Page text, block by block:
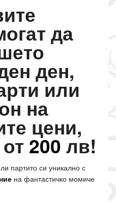
да
ден,
или
на
цени,
200 лв!
партито си уникално с
на фантастичко момиче